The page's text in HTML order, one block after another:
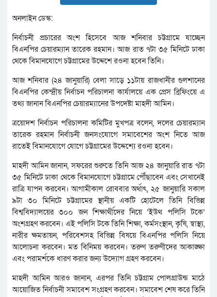
অনলাইন ডেস্ক:
নির্বাচনী প্রচারের অংশ হিসেবে আজ শনিবার চট্টগ্রামে যাচ্ছেন
বিএনপির চেয়ারম্যান তারেক রহমান। আজ রাত ৭টা ৩৫ মিনিটে ঢাকা
থেকে বিমানযোগে চট্টগ্রামের উদ্দেশে রওনা হবেন তিনি।
আজ শনিবার (২৪ জানুয়ারি) বেলা সাড়ে ১১টায় রাজধানীর গুলশানের
বিএনপির কেন্দ্রীয় নির্বাচন পরিচালনা কার্যালয়ে এক প্রেস ব্রিফিংয়ে এ
তথ্য জানান বিএনপির চেয়ারম্যানের উপদেষ্টা মাহদী আমিন।
ত্রয়োদশ নির্বাচন পরিচালনা কমিটির মুখপত্র বলেন, দলের চেয়ারম্যান
তারেক রহমান নির্বাচনী জনসংযোগে সমাবেশের অংশ নিতে আজ
রাতেই বিমানযোগে যোগে চট্টগ্রামের উদ্দেশ্যে রওনা হবেন।
মাহদী আমিন জানান, সফরের শুরুতে তিনি আজ ২৪ জানুয়ারি রাত ৭টা
৩৫ মিনিটে ঢাকা থেকে বিমানযোগে চট্টগ্রামে পৌঁছাবেন এবং সেখানেই
রাত্রি যাপন করবেন। আগামীকাল রোববার অর্থাৎ, ২৫ জানুয়ারি সকাল
৯টা ৩০ মিনিটে চট্টগ্রামের স্থানীয় একটি হোটেলে তিনি বিভিন্ন
বিশ্ববিদ্যালয়ের ৩০০ জন শিক্ষার্থীদের নিয়ে ‘ইউথ পলিসি টকে’
অংশগ্রহণ করবেন। এই পলিসি টকে তিনি শিক্ষা, কর্মসংস্থান, কৃষি, স্বাস্থ্য,
নারীর ক্ষমতায়ন, পরিবেশসহ বিভিন্ন বিষয়ে বিএনপির পলিসি নিয়ে
আলোচনা করবেন। মত বিনিময় করবেন। তরুণ তরুণীদের আকাঙ্ক্ষা
এবং পরামর্শকে ধারণ করার জন্য উদ্যোগ গ্রহণ করবেন।
মাহদী আমিন আরও জানান, এরপর তিনি চট্টগ্রাম পোলগ্রাউন্ড মাঠে
আয়োজিত নির্বাচনী সমাবেশ সংগ্রহণ করবেন। সমাবেশ শেষ করে তিনি